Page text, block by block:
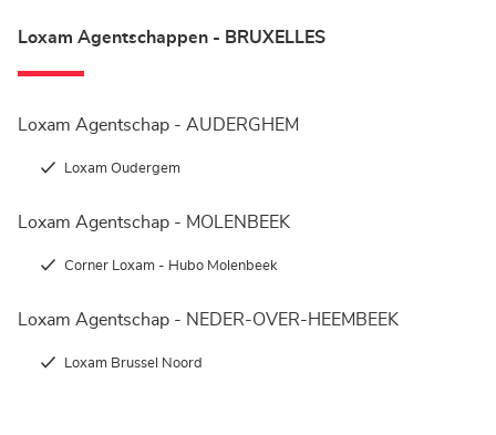
Loxam Agentschappen - BRUXELLES
Loxam Agentschap - AUDERGHEM
Loxam Oudergem
Loxam Agentschap - MOLENBEEK
Corner Loxam - Hubo Molenbeek
Loxam Agentschap - NEDER-OVER-HEEMBEEK
Loxam Brussel Noord